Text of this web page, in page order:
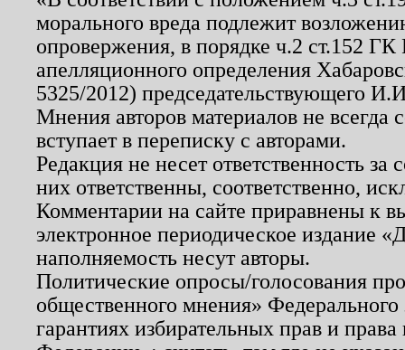
морального вреда подлежит
опровержения, в порядке ч.2 ст.152
апелляционного определения
5325/2012) председательствующего
Мнения авторов материалов не
вступает в переписку с авторами.
Редакция не несет ответственность
них ответственны, соответственно,
Комментарии на сайте приравнены к
электронное периодическое издание
наполняемость несут авторы.
Политические опросы/голосования
общественного мнения»
гарантиях избирательных прав и